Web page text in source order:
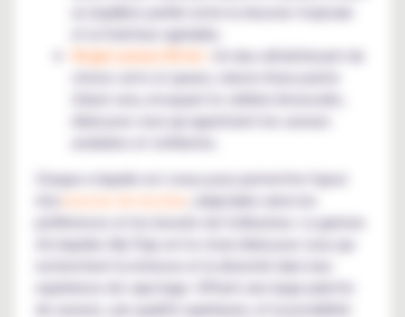
un équilibre parfait entre la douceur tropicale
et la fraîcheur agréable.
Virgin Lemon 50 ml :
Un duo rafraîchissant de
citrons verts et jaunes, relevé d'une pointe
idéal pour ceux qui apprécient les saveurs
Chaque e-liquide est conçu pour permettre l'ajout
, adaptable selon les
préférences et les besoins de l'utilisateur. La gamme
d'e-liquides My Pulp est le choix idéal pour ceux qui
expérience de vapotage. Offrant une large palette
de saveurs, une qualité supérieure, et la possibilité